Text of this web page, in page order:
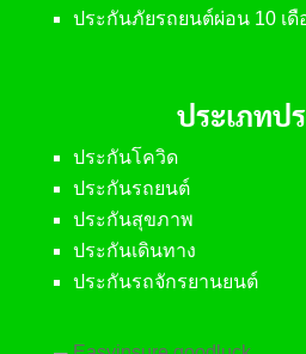
ประกันภัยรถยนต์ผ่อน 10 เดื
ประเภทป
ประกันโควิด
ประกันรถยนต์
ประกันสุขภาพ
ประกันเดินทาง
ประกันรถจักรยานยนต์